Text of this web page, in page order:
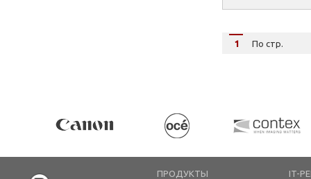
1 По стр.
ПРОДУКТЫ IT-